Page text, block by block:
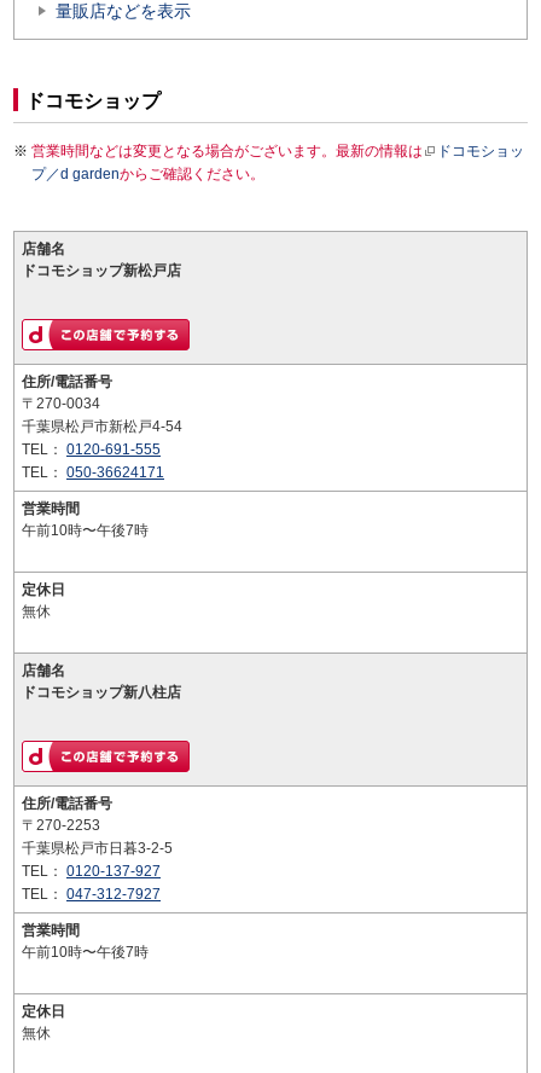
量販店などを表示
ドコモショップ
営業時間などは変更となる場合がございます。最新の情報は
ドコモショッ
プ／d gardenからご確認ください。
店舗名
ドコモショップ新松戸店
住所/電話番号
〒270-0034
千葉県松戸市新松戸4-54
TEL： 0120-691-555
TEL： 050-36624171
営業時間
午前10時〜午後7時
定休日
無休
店舗名
ドコモショップ新八柱店
住所/電話番号
〒270-2253
千葉県松戸市日暮3-2-5
TEL： 0120-137-927
TEL： 047-312-7927
営業時間
午前10時〜午後7時
定休日
無休